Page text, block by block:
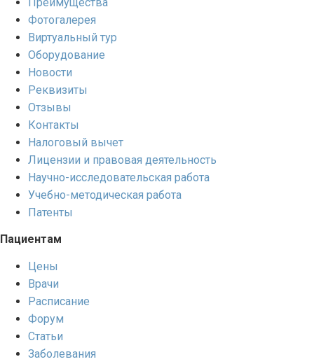
Фотогалерея
Виртуальный тур
Оборудование
Новости
Реквизиты
Отзывы
Контакты
Налоговый вычет
Лицензии и правовая деятельность
Научно-исследовательская работа
Учебно-методическая работа
Патенты
Пациентам
Цены
Врачи
Расписание
Форум
Статьи
Заболевания